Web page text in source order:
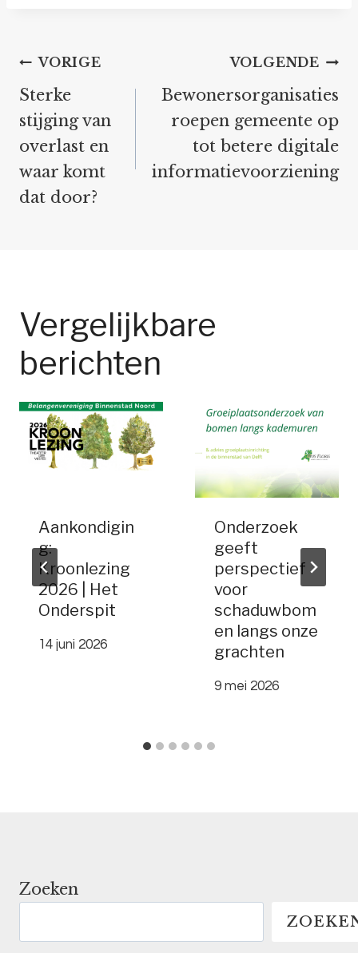
Bericht
navigatie
VORIGE
Sterke
stijging van
overlast en
waar komt
dat door?
VOLGENDE
Bewonersorganisaties
roepen gemeente op
tot betere digitale
informatievoorziening
Vergelijkbare
berichten
Aankondigin
g:
Kroonlezing
2026 | Het
Onderspit
14 juni 2026
Onderzoek
geeft
perspectief
voor
schaduwbom
en langs onze
grachten
9 mei 2026
Zoeken